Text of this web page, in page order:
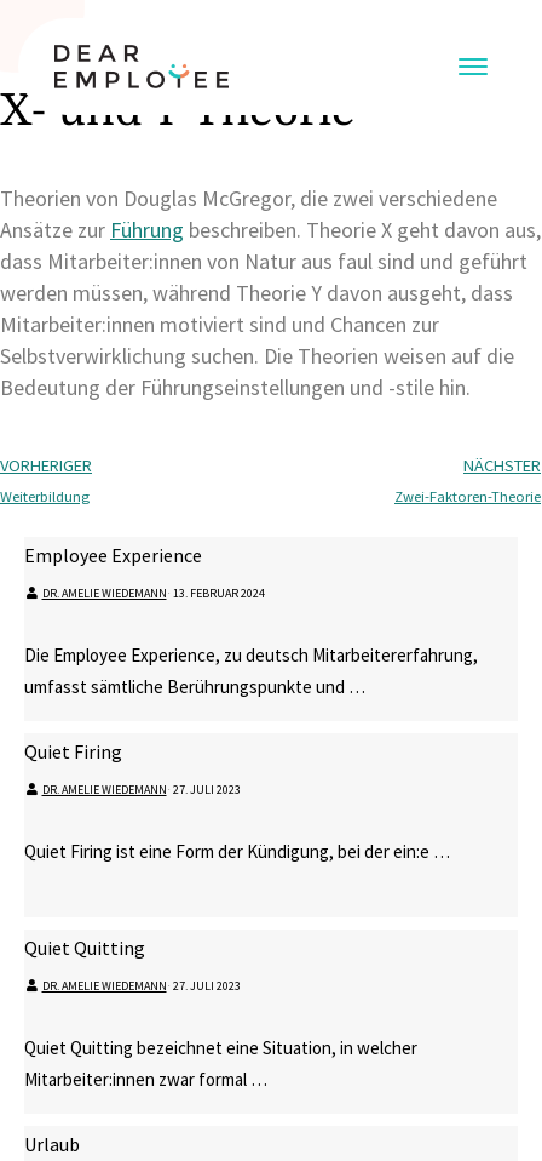
X- und Y-Theorie
Theorien von Douglas McGregor, die zwei verschiedene
Ansätze zur Führung beschreiben. Theorie X geht davon aus,
dass Mitarbeiter:innen von Natur aus faul sind und geführt
werden müssen, während Theorie Y davon ausgeht, dass
Mitarbeiter:innen motiviert sind und Chancen zur
Selbstverwirklichung suchen. Die Theorien weisen auf die
Bedeutung der Führungseinstellungen und -stile hin.
VORHERIGER
Weiterbildung
NÄCHSTER
Zwei-Faktoren-Theorie
Employee Experience
DR. AMELIE WIEDEMANN⋅ 13. FEBRUAR 2024
Die Employee Experience, zu deutsch Mitarbeitererfahrung,
umfasst sämtliche Berührungspunkte und …
Quiet Firing
DR. AMELIE WIEDEMANN⋅ 27. JULI 2023
Quiet Firing ist eine Form der Kündigung, bei der ein:e …
Quiet Quitting
DR. AMELIE WIEDEMANN⋅ 27. JULI 2023
Quiet Quitting bezeichnet eine Situation, in welcher
Mitarbeiter:innen zwar formal …
Urlaub